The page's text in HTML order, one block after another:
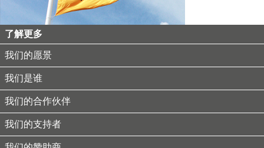
了解更多
我们的愿景
我们是谁
我们的合作伙伴
我们的支持者